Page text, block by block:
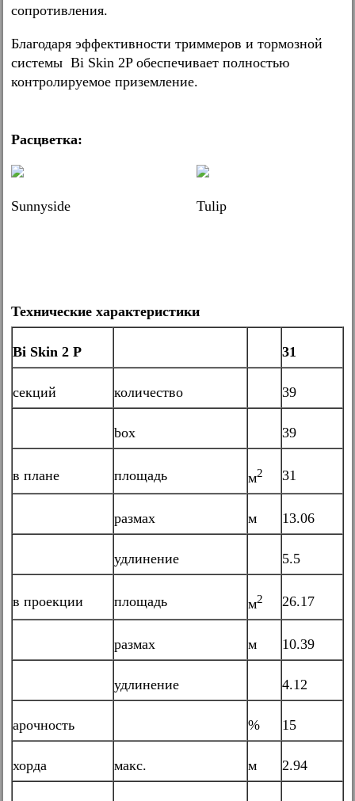
сопротивления.
Благодаря эффективности триммеров и тормозной
системы Bi Skin 2P обеспечивает полностью
контролируемое приземление.
Расцветка:
Sunnyside Tulip
Технические характеристики
Bi Skin 2 P 31
секций количество 39
box 39
в плане площадь м2 31
размах м 13.06
удлинение 5.5
в проекции площадь м2 26.17
размах м 10.39
удлинение 4.12
арочность % 15
хорда макс. м 2.94